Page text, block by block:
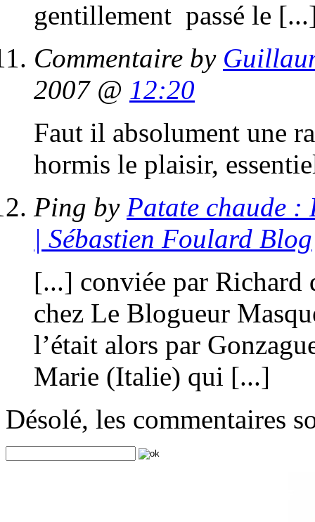
gentillement passé le
Commentaire by
2007 @ 12:20
Faut il absolument une
hormis le plaisir,
Ping by Patate chaude
| Sébastien Foulard Blog
[...] conviée par Richard
chez Le Blogueur
l’était alors par
Marie (Italie) qui [...]
Désolé, les commentaires